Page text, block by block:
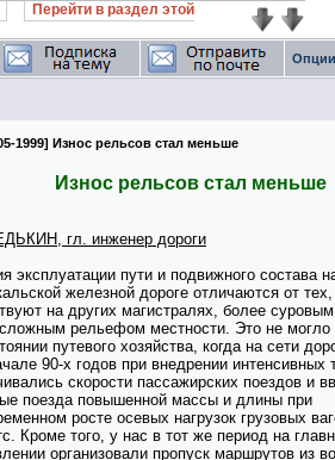
Перейти в раздел этой
1999] Износ рельсов стал меньше
Износ рельсов стал меньше
гл. инженер дороги
эксплуатации пути и подвижного состава
железной дороге отличаются от тех,
на других магистралях, более
рельефом местности. Это не могло
путевого хозяйства, когда на сети
90-х годов при внедрении интенсивных
скорости пассажирских поездов и
поезда повышенной массы и длины при
росте осевых нагрузок грузовых
Кроме того, у нас в тот же период на
организовали пропуск маршрутов из